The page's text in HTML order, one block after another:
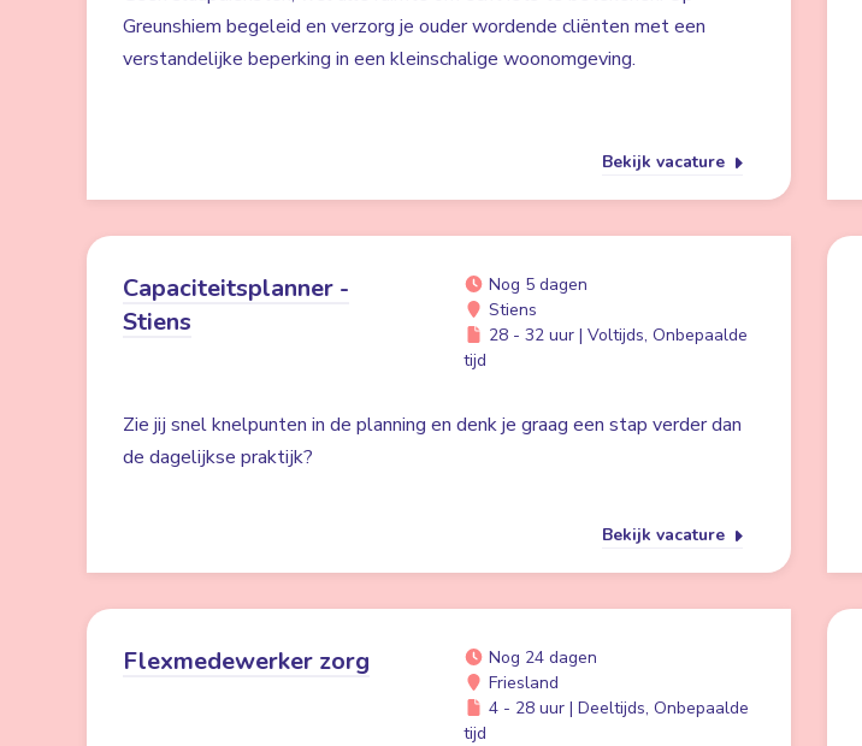
Greunshiem begeleid en verzorg je ouder wordende cliënten met een
verstandelijke beperking in een kleinschalige woonomgeving.
Bekijk vacature
Capaciteitsplanner -
Stiens
Nog 5 dagen
Stiens
28 - 32 uur | Voltijds, Onbepaalde
tijd
Zie jij snel knelpunten in de planning en denk je graag een stap verder dan
de dagelijkse praktijk?
Bekijk vacature
Flexmedewerker zorg
Nog 24 dagen
Friesland
4 - 28 uur | Deeltijds, Onbepaalde
tijd